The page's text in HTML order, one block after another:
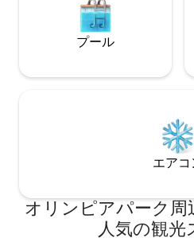
プール
エアコ
オリンピアパーク⁠
人⁠気⁠の観⁠光⁠